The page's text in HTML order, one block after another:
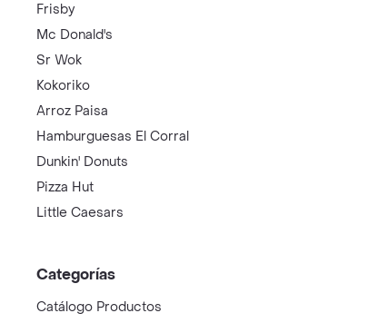
Frisby
Mc Donald's
Sr Wok
Kokoriko
Arroz Paisa
Hamburguesas El Corral
Dunkin' Donuts
Pizza Hut
Little Caesars
Categorías
Catálogo Productos